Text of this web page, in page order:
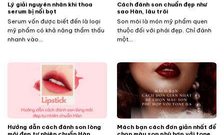
Lý giải nguyên nhân khi thoa
serum bị nổi bọt
Serum vốn được biết đến là loại
mỹ phẩm có khả năng thẩm thấu
nhanh vào...
Cách đánh son chuẩn đẹp như
sao Hàn, lâu trôi
Son môi là món mỹ phẩm quen
thuộc đối với phái đẹp. Chỉ đánh
một...
Hướng dẫn cách đánh son lòng
Mách bạn cách đơn giản nhất để